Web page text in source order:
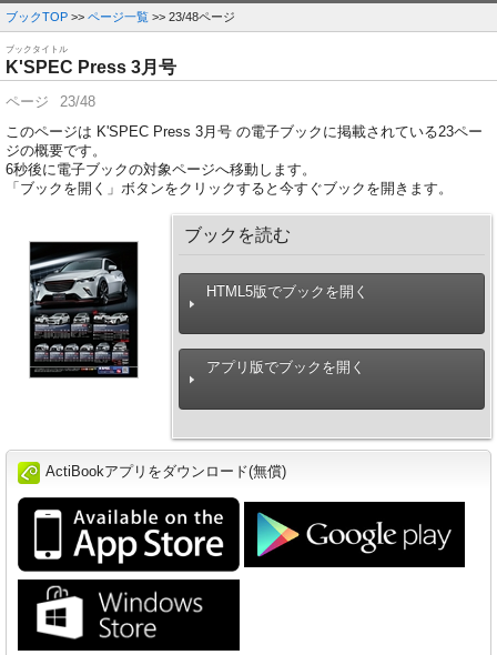
ブックTOP >> ページ一覧 >> 23/48ページ
ブックタイトル
K'SPEC Press 3月号
ページ
23/48
このページは K'SPEC Press 3月号 の電子ブックに掲載されている23ペー
ジの概要です。
6秒後に電子ブックの対象ページへ移動します。
「ブックを開く」ボタンをクリックすると今すぐブックを開きます。
ブックを読む
HTML5版でブックを開く
アプリ版でブックを開く
ActiBookアプリをダウンロード(無償)